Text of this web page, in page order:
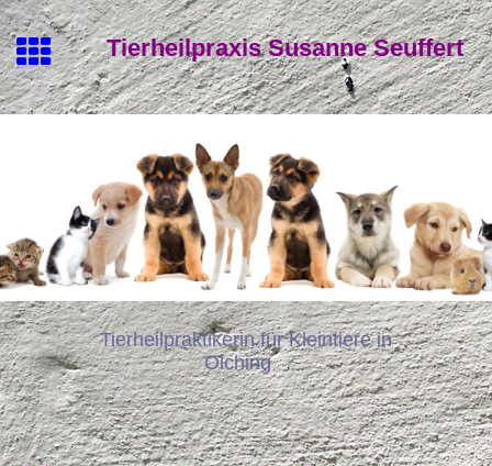
Tierheilpraxis Susanne Seuffert
Tierheilpraktikerin für Kleintiere in
Olching